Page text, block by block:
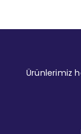
Ürünlerimiz